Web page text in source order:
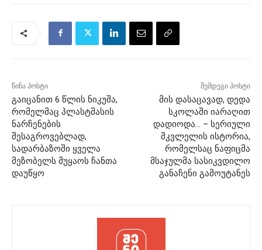
წინა პოსტი
გაიცანით 6 წლის ნიკუშა,
რომელმაც პლასტმასის
ნარჩენების
შესაგროვებლად,
სადარბაზოში ყველა
მეზობელს მუყაოს ჩანთა
დაუწყო
შემდეგი პოსტი
მის დასაცავად, დედა
სკოლაში იარაღით
დადიოდა… – სერიული
მკვლელის ისტორია,
რომელსაც ნაფიცმა
მსაჯულმა სასიკვდილო
განაჩენი გამოუტანეს